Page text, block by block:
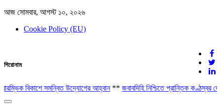
আজ সোমবার, আগস্ট ১০, ২০২৬
Cookie Policy (EU)
দেশের খবর
যুক্ত থাকুন দেশের সঙ্গে
শিরোনাম
বিকাশে সমন্বিত উদ্যোগের আহ্বান**জবাবদিহি নিশ্চিতে প্রান্তিক কণ্ঠস্বর